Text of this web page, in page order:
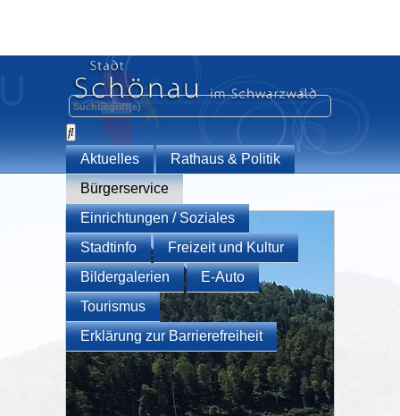
Aktuelles
Rathaus & Politik
Bürgerservice
Einrichtungen / Soziales
Stadtinfo
Freizeit und Kultur
Bildergalerien
E-Auto
Tourismus
Erklärung zur Barrierefreiheit